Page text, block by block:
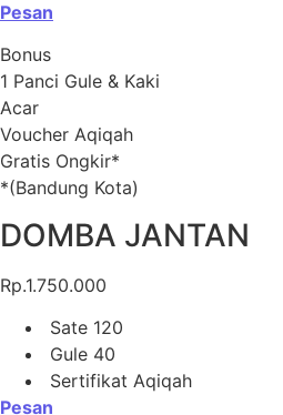
Pesan
Bonus
1 Panci Gule & Kaki
Acar
Voucher Aqiqah
Gratis Ongkir*
*(Bandung Kota)
DOMBA JANTAN
Rp.1.750.000
Sate 120
Gule 40
Sertifikat Aqiqah
Pesan